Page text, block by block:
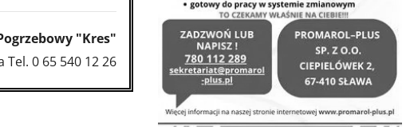
"Kres"
Tel. 0 65 540 12 26